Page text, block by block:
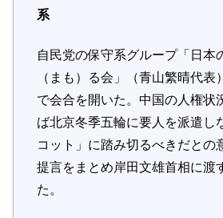
系
自民党の保守系グループ「日本
（まも）る会」（青山繁晴代表
で会合を開いた。中国の人権状
ば北京冬季五輪に要人を派遣し
コット」に踏み切るべきだとの
提言をまとめ岸田文雄首相に渡
た。